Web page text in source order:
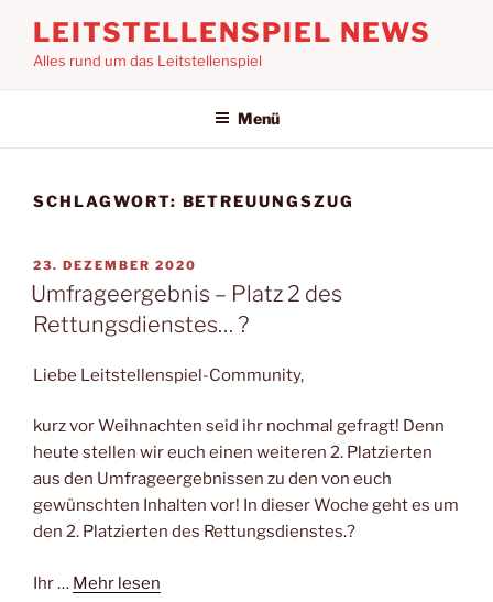
Inhalt
springen
LEITSTELLENSPIEL NEWS
Alles rund um das Leitstellenspiel
Menü
SCHLAGWORT: BETREUUNGSZUG
VERÖFFENTLICHT
AM
23. DEZEMBER 2020
Umfrageergebnis – Platz 2 des
Rettungsdienstes… ?
Liebe Leitstellenspiel-Community,
kurz vor Weihnachten seid ihr nochmal gefragt! Denn
heute stellen wir euch einen weiteren 2. Platzierten
aus den Umfrageergebnissen zu den von euch
gewünschten Inhalten vor! In dieser Woche geht es um
den 2. Platzierten des Rettungsdienstes.?
Ihr … Mehr lesen